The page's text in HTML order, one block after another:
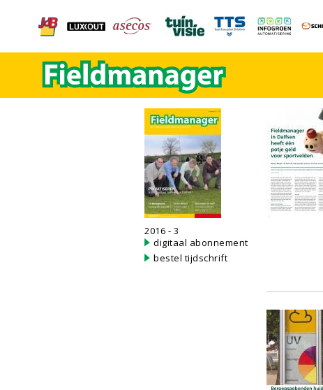
2016 - 3
digitaal abonnement
bestel tijdschrift